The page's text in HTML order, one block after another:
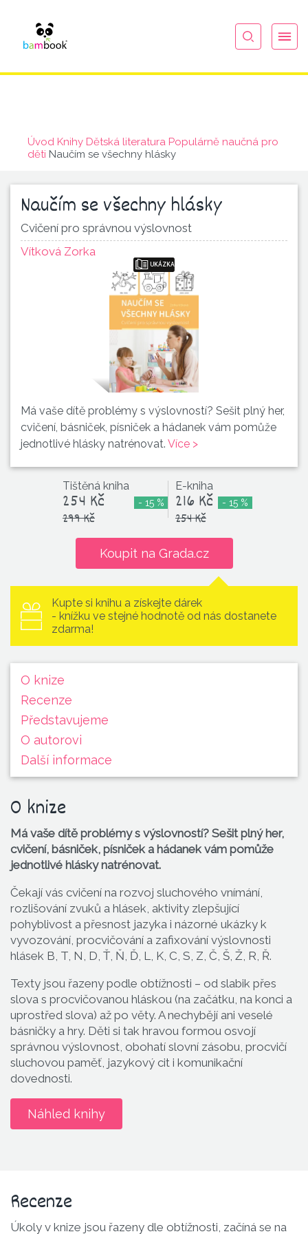
Úvod Knihy Dětská literatura Populárně naučná pro
děti Naučím se všechny hlásky
Naučím se všechny hlásky
Cvičení pro správnou výslovnost
Vítková Zorka
Má vaše dítě problémy s výslovností? Sešit plný her,
cvičení, básniček, písniček a hádanek vám pomůže
jednotlivé hlásky natrénovat. Více >
Koupit na Grada.cz
Tištěná kniha
254 Kč
299 Kč
- 15 %
E-kniha
216 Kč
254 Kč
- 15 %
Kupte si knihu a získejte dárek
- knížku ve stejné hodnotě od nás dostanete
zdarma!
O knize
Recenze
Představu­jeme
O autorovi
Další informace
O knize
Má vaše dítě problémy s výslovností? Sešit plný her,
cvičení, básniček, písniček a hádanek vám pomůže
jednotlivé hlásky natrénovat.
Čekají vás cvičení na rozvoj sluchového vnímání,
rozlišování zvuků a hlásek, aktivity zlepšující
pohyblivost a přesnost jazyka i názorné ukázky k
vyvozování, procvičování a zafixování výslovnosti
hlásek B, T, N, D, Ť, Ň, Ď, L, K, C, S, Z, Č, Š, Ž, R, Ř.
Texty jsou řazeny podle obtížnosti – od slabik přes
slova s procvičovanou hláskou (na začátku, na konci a
uprostřed slova) až po věty. A nechybějí ani veselé
básničky a hry. Děti si tak hravou formou osvojí
správnou výslovnost, obohatí slovní zásobu, procvičí
sluchovou paměť, jazykový cit i komunikační
dovednosti.
Náhled knihy
Recenze
Úkoly v knize jsou řazeny dle obtížnosti, začíná se na